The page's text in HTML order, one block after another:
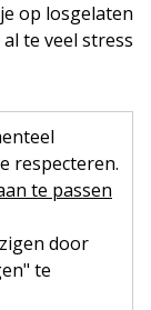
op losgelaten
te veel stress
respecteren.
te passen
door
te